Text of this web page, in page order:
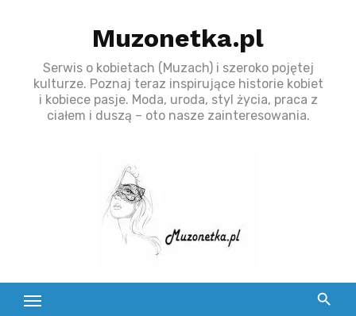
Muzonetka.pl
Serwis o kobietach (Muzach) i szeroko pojętej
kulturze. Poznaj teraz inspirujące historie kobiet
i kobiece pasje. Moda, uroda, styl życia, praca z
ciałem i duszą – oto nasze zainteresowania.